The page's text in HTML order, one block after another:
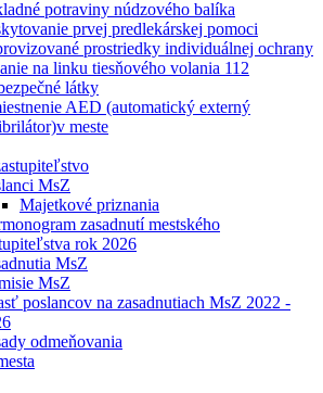
potraviny núdzového balíka
prvej predlekárskej pomoci
prostriedky individuálnej ochrany
na linku tiesňového volania 112
látky
AED (automatický externý
meste
MsZ
Majetkové priznania
zasadnutí mestského
rok 2026
MsZ
MsZ
poslancov na zasadnutiach MsZ 2022 -
odmeňovania